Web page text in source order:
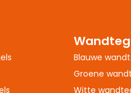
Blauwe
Groene
Witte